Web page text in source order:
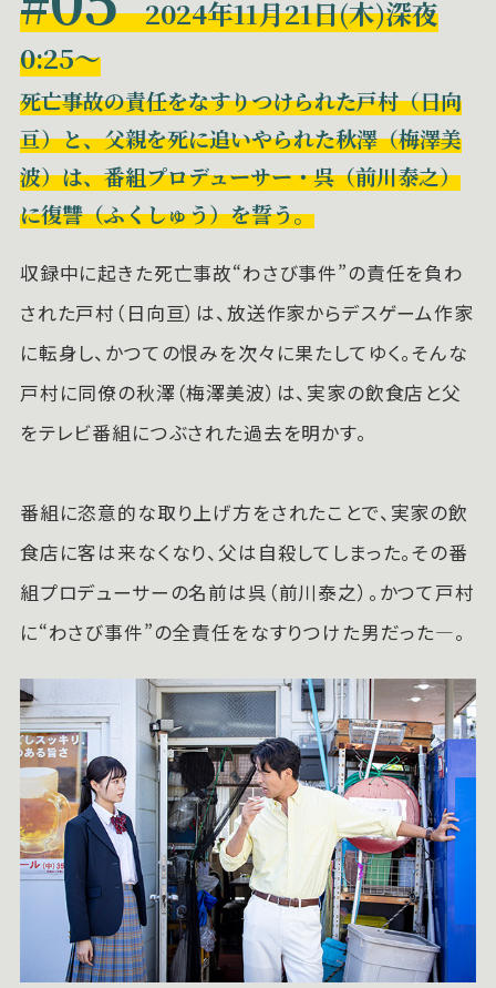
2024年11月21日(木)深夜
0:25～
死亡事故の責任をなすりつけられた戸村（日向
亘）と、父親を死に追いやられた秋澤（梅澤美
波）は、番組プロデューサー・呉（前川泰之）
に復讐（ふくしゅう）を誓う。
収録中に起きた死亡事故“わさび事件”の責任を負わ
された戸村（日向亘）は、放送作家からデスゲーム作家
に転身し、かつての恨みを次々に果たしてゆく。そんな
戸村に同僚の秋澤（梅澤美波）は、実家の飲食店と父
をテレビ番組につぶされた過去を明かす。
番組に恣意的な取り上げ方をされたことで、実家の飲
食店に客は来なくなり、父は自殺してしまった。その番
組プロデューサーの名前は呉（前川泰之）。かつて戸村
に“わさび事件”の全責任をなすりつけた男だった—。